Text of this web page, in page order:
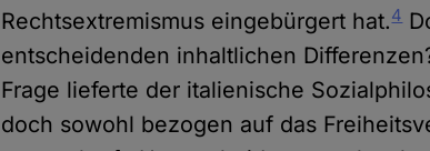
Rechtsextremismus eingebürgert hat.4
entscheidenden inhaltlichen
Frage lieferte der italienische
doch sowohl bezogen auf das